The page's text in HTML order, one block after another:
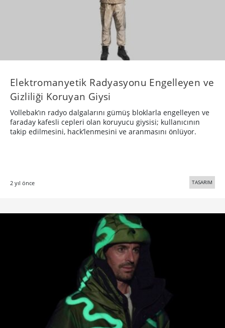
Elektromanyetik Radyasyonu Engelleyen ve
Gizliliği Koruyan Giysi
Vollebak’ın radyo dalgalarını gümüş bloklarla engelleyen ve
faraday kafesli cepleri olan koruyucu giysisi; kullanıcının
takip edilmesini, hack’lenmesini ve aranmasını önlüyor.
2 yıl önce TASARIM